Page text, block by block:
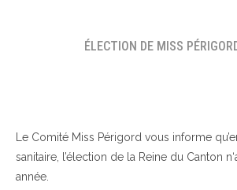
ÉLECTION DE MISS
Le Comité Miss Périgord vous informe
sanitaire, l’élection de la Reine du Canton
année.